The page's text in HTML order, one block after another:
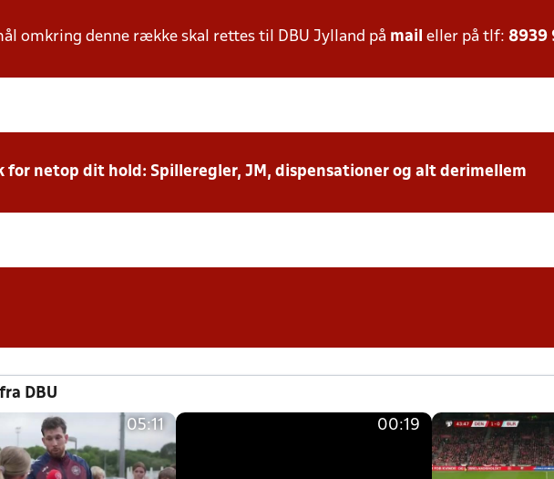
omkring denne række skal rettes til DBU Jylland på mail eller på tlf: 8939
for netop dit hold: Spilleregler, JM, dispensationer og alt derimellem
DBU
05:11 00:19